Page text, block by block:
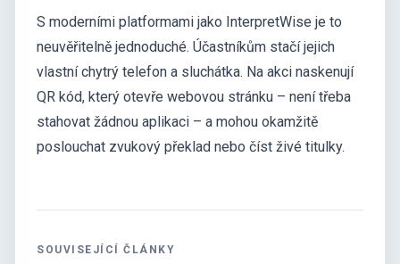
S moderními platformami jako InterpretWise je to
neuvěřitelně jednoduché. Účastníkům stačí jejich
vlastní chytrý telefon a sluchátka. Na akci naskenují
QR kód, který otevře webovou stránku – není třeba
stahovat žádnou aplikaci – a mohou okamžitě
poslouchat zvukový překlad nebo číst živé titulky.
SOUVISEJÍCÍ ČLÁNKY